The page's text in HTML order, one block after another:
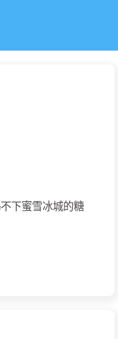
下蜜雪冰城的糖